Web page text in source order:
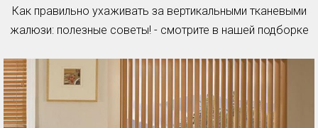
Как правильно ухаживать за вертикальными тканевыми
жалюзи: полезные советы! - смотрите в нашей подборке